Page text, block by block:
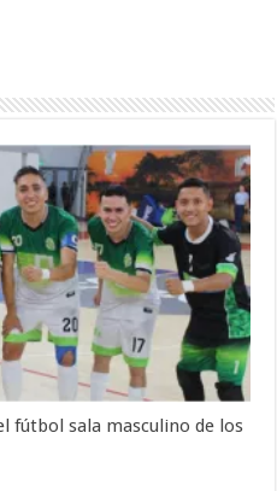
fútbol sala masculino de los